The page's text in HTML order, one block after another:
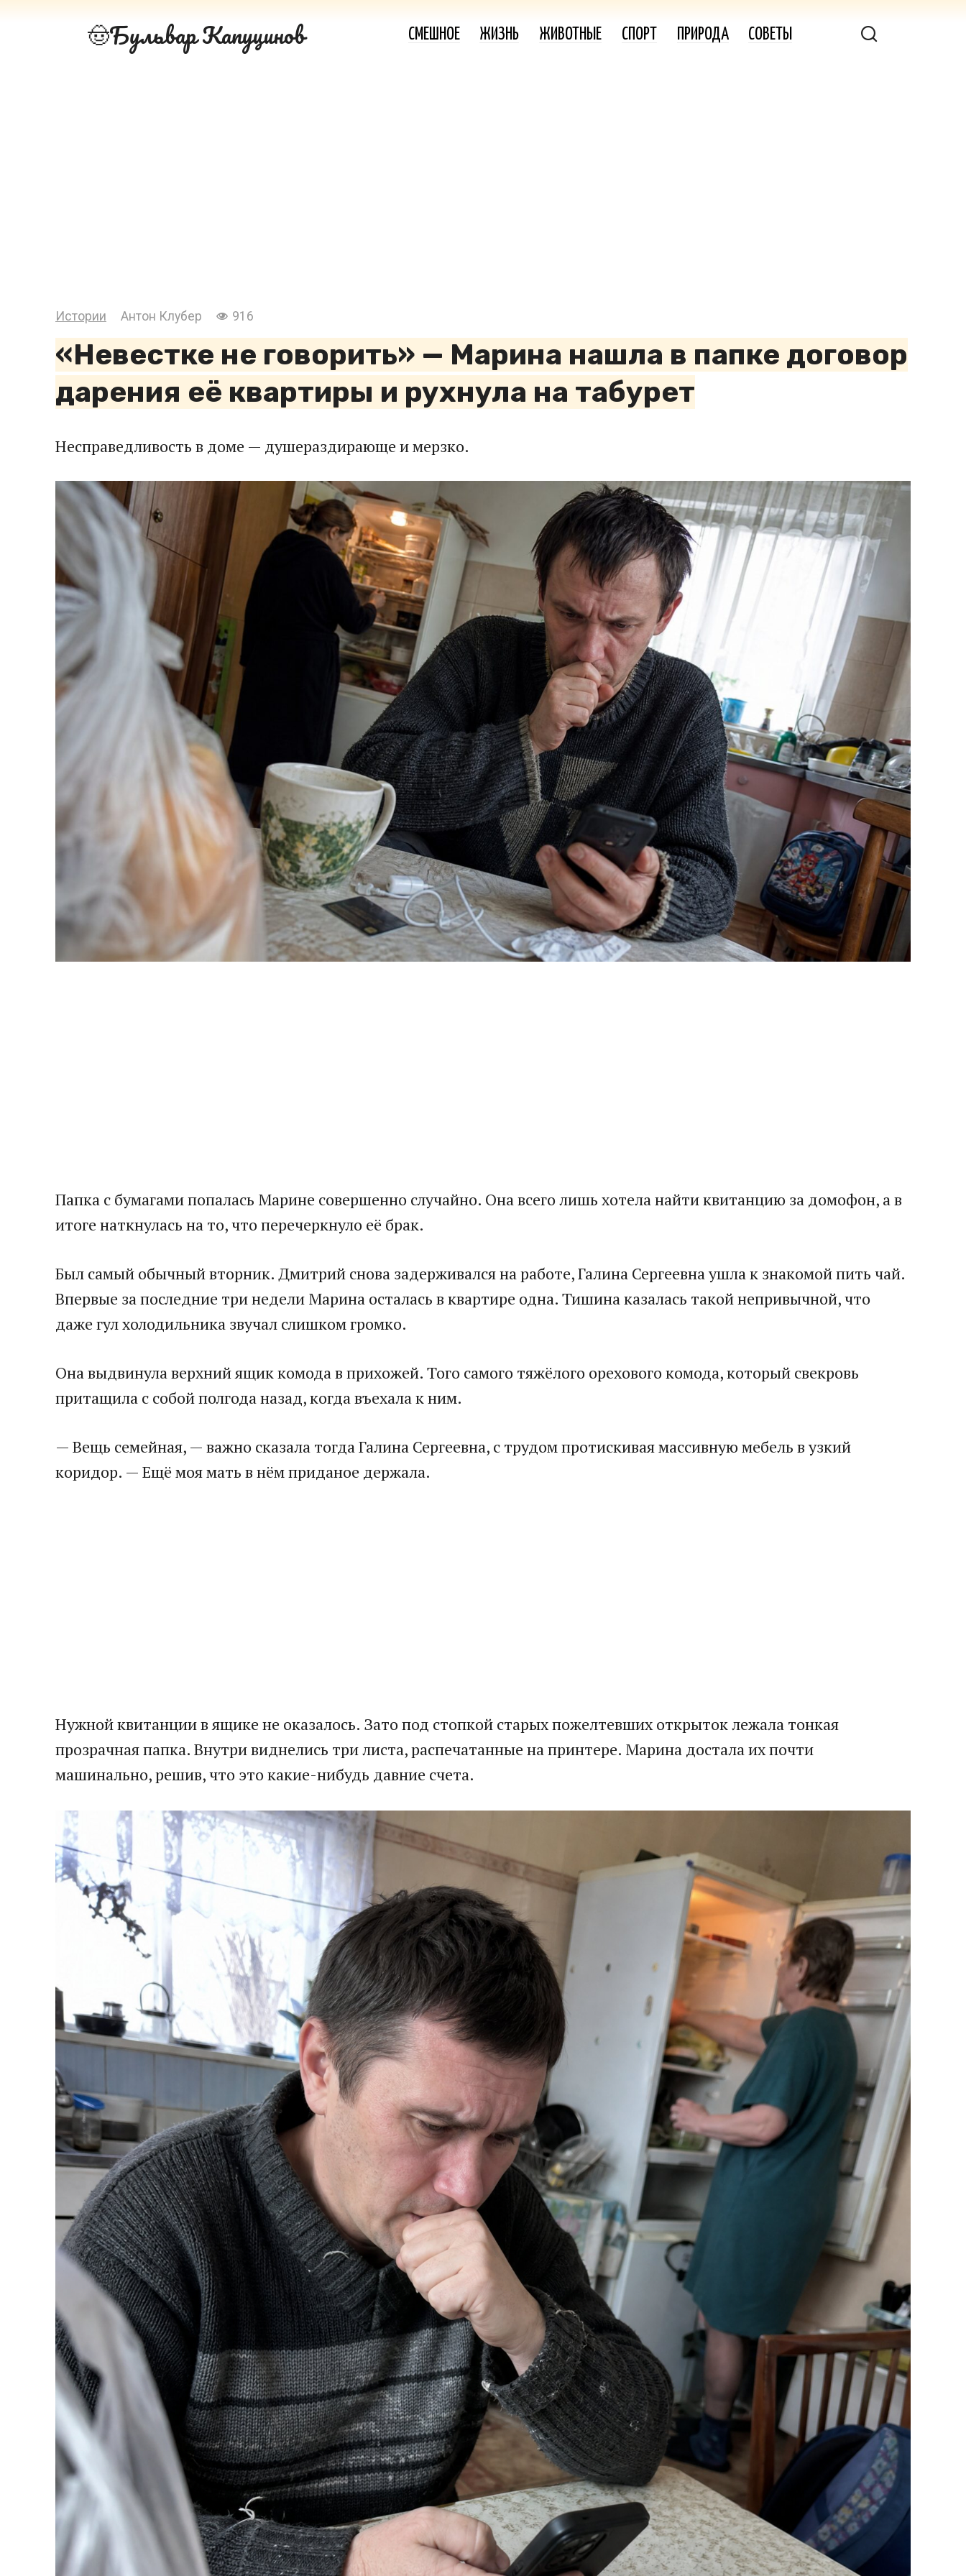
Бульвар Капуцинов СМЕШНОЕ ЖИЗНЬ ЖИВОТНЫЕ СПОРТ ПРИРОДА СОВЕТЫ
Истории Антон Клубер 916
«Невестке не говорить» — Марина нашла в папке договор
дарения её квартиры и рухнула на табурет
Несправедливость в доме — душераздирающе и мерзко.
Папка с бумагами попалась Марине совершенно случайно. Она всего лишь хотела найти квитанцию за домофон, а в
итоге наткнулась на то, что перечеркнуло её брак.
Был самый обычный вторник. Дмитрий снова задерживался на работе, Галина Сергеевна ушла к знакомой пить чай.
Впервые за последние три недели Марина осталась в квартире одна. Тишина казалась такой непривычной, что
даже гул холодильника звучал слишком громко.
Она выдвинула верхний ящик комода в прихожей. Того самого тяжёлого орехового комода, который свекровь
притащила с собой полгода назад, когда въехала к ним.
— Вещь семейная, — важно сказала тогда Галина Сергеевна, с трудом протискивая массивную мебель в узкий
коридор. — Ещё моя мать в нём приданое держала.
Нужной квитанции в ящике не оказалось. Зато под стопкой старых пожелтевших открыток лежала тонкая
прозрачная папка. Внутри виднелись три листа, распечатанные на принтере. Марина достала их почти
машинально, решив, что это какие-нибудь давние счета.